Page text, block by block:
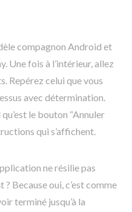
compagnon Android et
Une fois à l’intérieur, allez
Repérez celui que vous
avec détermination.
le bouton “Annuler
qui s’affichent.
ne résilie pas
Because oui, c’est comme
terminé jusqu’à la